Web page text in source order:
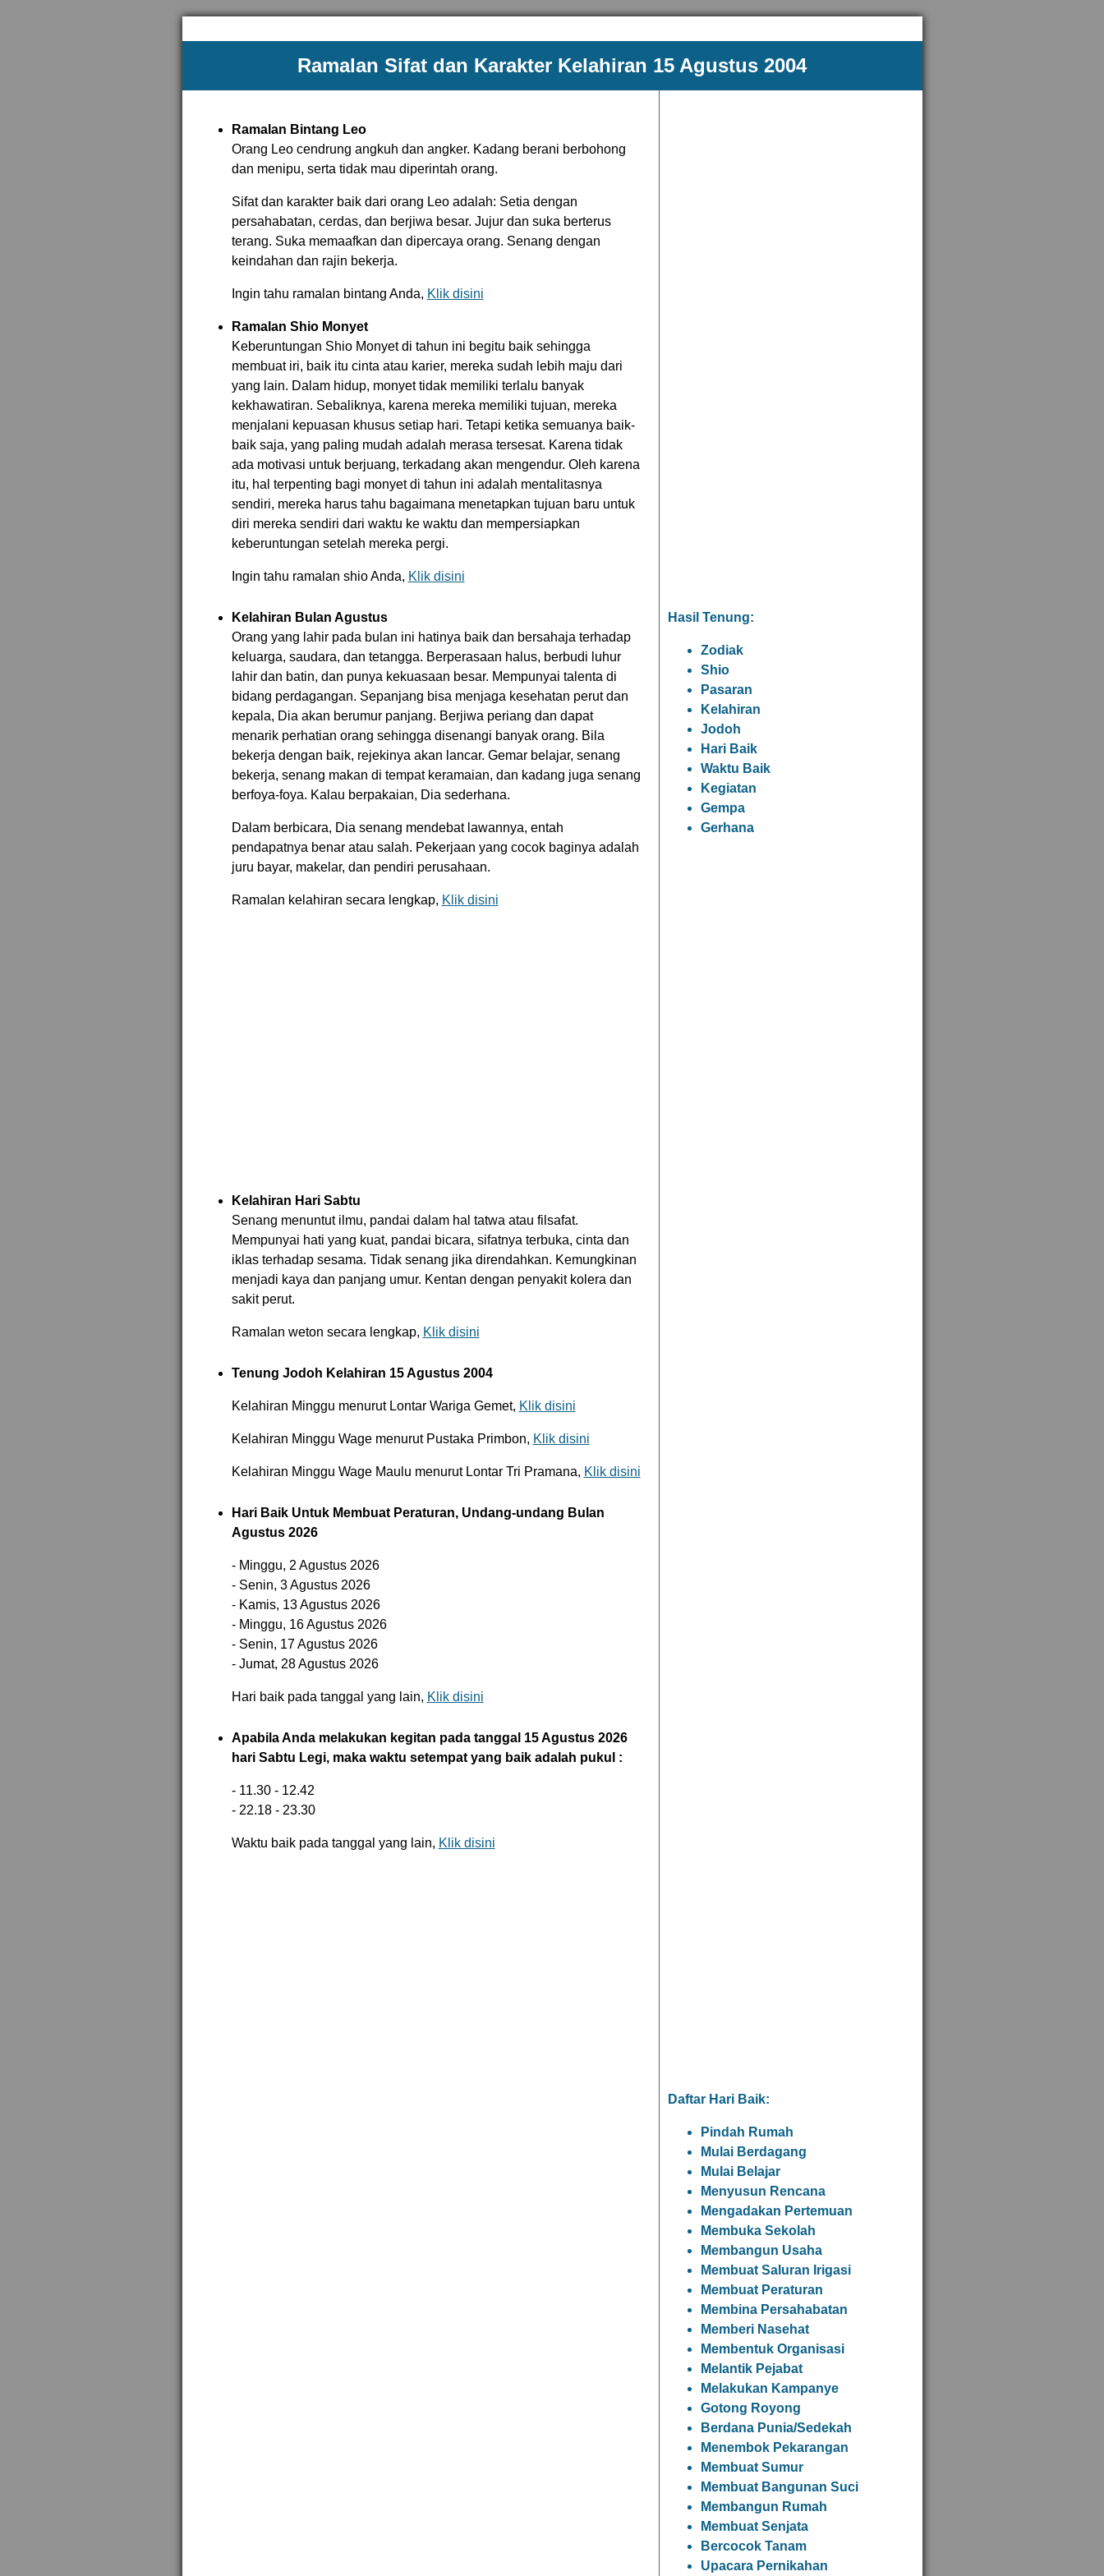
Ramalan Sifat dan Karakter Kelahiran 15 Agustus 2004
Ramalan Bintang Leo
Orang Leo cendrung angkuh dan angker. Kadang berani berbohong
dan menipu, serta tidak mau diperintah orang.
Sifat dan karakter baik dari orang Leo adalah: Setia dengan
persahabatan, cerdas, dan berjiwa besar. Jujur dan suka berterus
terang. Suka memaafkan dan dipercaya orang. Senang dengan
keindahan dan rajin bekerja.
Ingin tahu ramalan bintang Anda, Klik disini
Ramalan Shio Monyet
Keberuntungan Shio Monyet di tahun ini begitu baik sehingga
membuat iri, baik itu cinta atau karier, mereka sudah lebih maju dari
yang lain. Dalam hidup, monyet tidak memiliki terlalu banyak
kekhawatiran. Sebaliknya, karena mereka memiliki tujuan, mereka
menjalani kepuasan khusus setiap hari. Tetapi ketika semuanya baik-
baik saja, yang paling mudah adalah merasa tersesat. Karena tidak
ada motivasi untuk berjuang, terkadang akan mengendur. Oleh karena
itu, hal terpenting bagi monyet di tahun ini adalah mentalitasnya
sendiri, mereka harus tahu bagaimana menetapkan tujuan baru untuk
diri mereka sendiri dari waktu ke waktu dan mempersiapkan
keberuntungan setelah mereka pergi.
Ingin tahu ramalan shio Anda, Klik disini
Kelahiran Bulan Agustus
Orang yang lahir pada bulan ini hatinya baik dan bersahaja terhadap
keluarga, saudara, dan tetangga. Berperasaan halus, berbudi luhur
lahir dan batin, dan punya kekuasaan besar. Mempunyai talenta di
bidang perdagangan. Sepanjang bisa menjaga kesehatan perut dan
kepala, Dia akan berumur panjang. Berjiwa periang dan dapat
menarik perhatian orang sehingga disenangi banyak orang. Bila
bekerja dengan baik, rejekinya akan lancar. Gemar belajar, senang
bekerja, senang makan di tempat keramaian, dan kadang juga senang
berfoya-foya. Kalau berpakaian, Dia sederhana.
Dalam berbicara, Dia senang mendebat lawannya, entah
pendapatnya benar atau salah. Pekerjaan yang cocok baginya adalah
juru bayar, makelar, dan pendiri perusahaan.
Ramalan kelahiran secara lengkap, Klik disini
Kelahiran Hari Sabtu
Senang menuntut ilmu, pandai dalam hal tatwa atau filsafat.
Mempunyai hati yang kuat, pandai bicara, sifatnya terbuka, cinta dan
iklas terhadap sesama. Tidak senang jika direndahkan. Kemungkinan
menjadi kaya dan panjang umur. Kentan dengan penyakit kolera dan
sakit perut.
Ramalan weton secara lengkap, Klik disini
Tenung Jodoh Kelahiran 15 Agustus 2004
Kelahiran Minggu menurut Lontar Wariga Gemet, Klik disini
Kelahiran Minggu Wage menurut Pustaka Primbon, Klik disini
Kelahiran Minggu Wage Maulu menurut Lontar Tri Pramana, Klik disini
Hari Baik Untuk Membuat Peraturan, Undang-undang Bulan
Agustus 2026
- Minggu, 2 Agustus 2026
- Senin, 3 Agustus 2026
- Kamis, 13 Agustus 2026
- Minggu, 16 Agustus 2026
- Senin, 17 Agustus 2026
- Jumat, 28 Agustus 2026
Hari baik pada tanggal yang lain, Klik disini
Apabila Anda melakukan kegitan pada tanggal 15 Agustus 2026
hari Sabtu Legi, maka waktu setempat yang baik adalah pukul :
- 11.30 - 12.42
- 22.18 - 23.30
Waktu baik pada tanggal yang lain, Klik disini
Hasil Tenung:
Zodiak
Shio
Pasaran
Kelahiran
Jodoh
Hari Baik
Waktu Baik
Kegiatan
Gempa
Gerhana
Daftar Hari Baik:
Pindah Rumah
Mulai Berdagang
Mulai Belajar
Menyusun Rencana
Mengadakan Pertemuan
Membuka Sekolah
Membangun Usaha
Membuat Saluran Irigasi
Membuat Peraturan
Membina Persahabatan
Memberi Nasehat
Membentuk Organisasi
Melantik Pejabat
Melakukan Kampanye
Gotong Royong
Berdana Punia/Sedekah
Menembok Pekarangan
Membuat Sumur
Membuat Bangunan Suci
Membangun Rumah
Membuat Senjata
Bercocok Tanam
Upacara Pernikahan